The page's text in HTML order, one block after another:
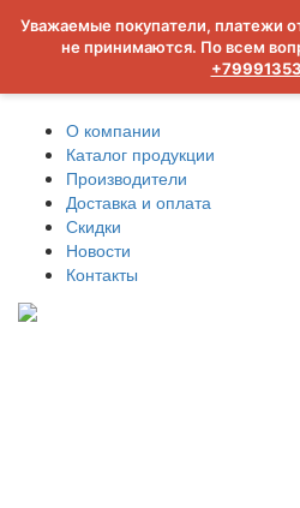
Уважаемые покупатели, платежи
не принимаются. По всем
О компании
Каталог продукции
Производители
Доставка и оплата
Скидки
Новости
Контакты